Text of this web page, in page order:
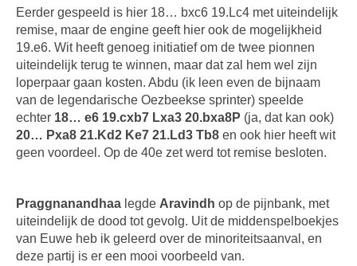
Eerder gespeeld is hier 18… bxc6 19.Lc4 met uiteindelijk
remise, maar de engine geeft hier ook de mogelijkheid
19.e6. Wit heeft genoeg initiatief om de twee pionnen
uiteindelijk terug te winnen, maar dat zal hem wel zijn
loperpaar gaan kosten. Abdu (ik leen even de bijnaam
van de legendarische Oezbeekse sprinter) speelde
echter 18… e6 19.cxb7 Lxa3 20.bxa8P (ja, dat kan ook)
20… Pxa8 21.Kd2 Ke7 21.Ld3 Tb8 en ook hier heeft wit
geen voordeel. Op de 40e zet werd tot remise besloten.
Praggnanandhaa legde Aravindh op de pijnbank, met
uiteindelijk de dood tot gevolg. Uit de middenspel­boekjes
van Euwe heb ik geleerd over de minoriteits­aanval, en
deze partij is er een mooi voorbeeld van.